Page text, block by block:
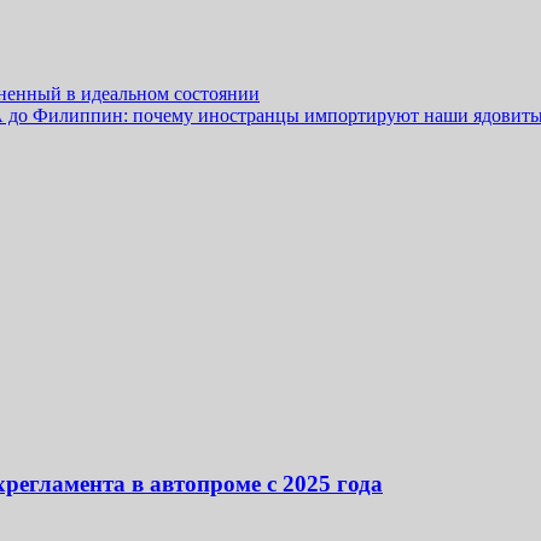
в идеальном состоянии
Филиппин: почему иностранцы импортируют наши
в автопроме с 2025 года